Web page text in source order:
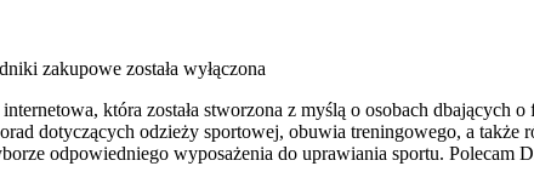
zakupowe została wyłączona
która została stworzona z myślą o osobach dbających
dotyczących odzieży sportowej, obuwia treningowego, a także
odpowiedniego wyposażenia do uprawiania sportu.